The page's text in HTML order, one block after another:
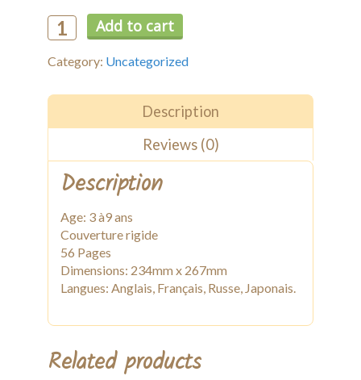
Livre
Standard
quantity
Add to cart
Category: Uncategorized
Description
Reviews (0)
Description
Age: 3 à9 ans
Couverture rigide
56 Pages
Dimensions: 234mm x 267mm
Langues: Anglais, Français, Russe, Japonais.
Related products